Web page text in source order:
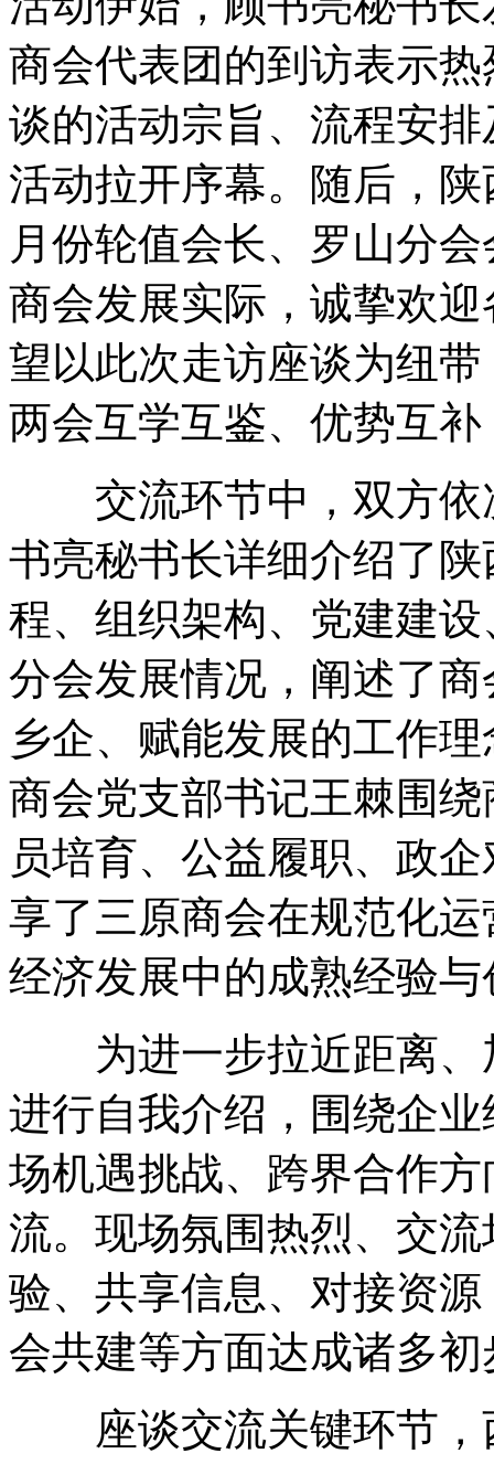
商会代表团的到访表示
谈的活动宗旨、流程安
活动拉开序幕。随后，
月份轮值会长、罗山分
商会发展实际，诚挚欢
望以此次走访座谈为纽
两会互学互鉴、优势互
交流环节中，双方依
书亮秘书长详细介绍了
程、组织架构、党建建
分会发展情况，阐述了
乡企、赋能发展的工作
商会党支部书记王棘围
员培育、公益履职、政
享了三原商会在规范化
经济发展中的成熟经验
为进一步拉近距离、
进行自我介绍，围绕企
场机遇挑战、跨界合作
流。现场氛围热烈、交
验、共享信息、对接资
会共建等方面达成诸多
座谈交流关键环节，